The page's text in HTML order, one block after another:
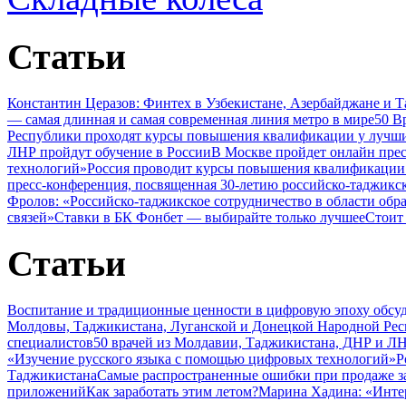
Статьи
Константин Церазов: Финтех в Узбекистане, Азербайджане
— самая длинная и самая современная линия метро в мире50
Республики проходят курсы повышения квалификации у
ЛНР пройдут обучение в РоссииВ Москве пройдет онлайн
технологий»Россия проводит курсы повышения квалификации
пресс-конференция, посвященная 30-летию российско-
Фролов: «Российско-таджикское сотрудничество в области
связей»Ставки в БК Фонбет — выбирайте только лучшееСтоит
Статьи
Воспитание и традиционные ценности в цифровую эпоху
Молдовы, Таджикистана, Луганской и Донецкой Народной
специалистов50 врачей из Молдавии, Таджикистана, ДНР и
«Изучение русского языка с помощью цифровых технологий»
ТаджикистанаСамые распространенные ошибки при продаже
приложенийКак заработать этим летом?Марина Хадина: